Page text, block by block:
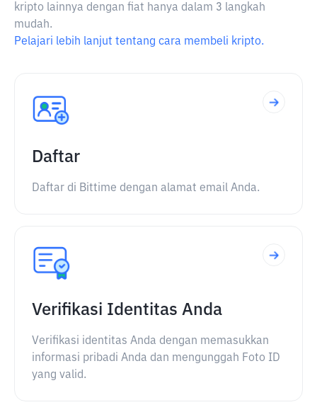
kripto lainnya dengan fiat hanya dalam 3 langkah
mudah.
Pelajari lebih lanjut tentang cara membeli kripto.
Daftar
Daftar di Bittime dengan alamat email Anda.
Verifikasi Identitas Anda
Verifikasi identitas Anda dengan memasukkan
informasi pribadi Anda dan mengunggah Foto ID
yang valid.